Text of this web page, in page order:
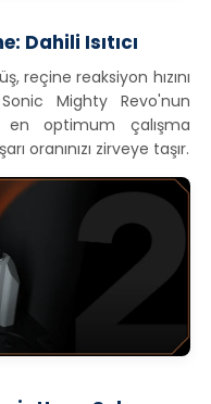
Dahili Isıtıcı
reçine reaksiyon hızını
Mighty Revo'nun
en optimum çalışma
oranınızı zirveye taşır.